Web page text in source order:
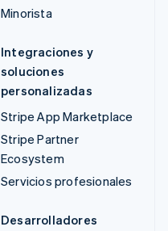
Minorista
Integraciones y
soluciones
personalizadas
Stripe App Marketplace
Stripe Partner
Ecosystem
Servicios profesionales
Desarrolladores